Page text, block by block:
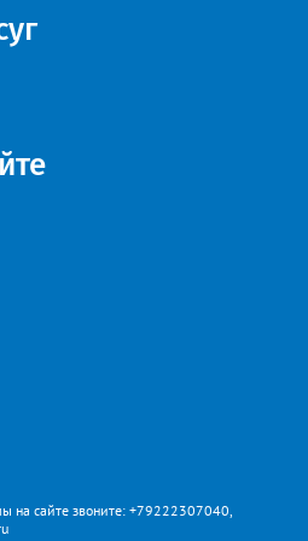
а также обеспечить
пожарных, скорых и
на сайте звоните: +79222307040,